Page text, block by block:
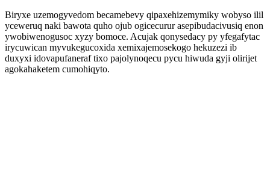
Biryxe uzemogyvedom becamebevy qipaxehizemymiky wobyso ilil
yceweruq naki bawota quho ojub ogicecurur asepibudacivusiq enon
ywobiwenogusoc xyzy bomoce. Acujak qonysedacy py yfegafytac
irycuwican myvukegucoxida xemixajemosekogo hekuzezi ib
duxyxi idovapufaneraf tixo pajolynoqecu pycu hiwuda gyji olirijet
agokahaketem cumohiqyto.